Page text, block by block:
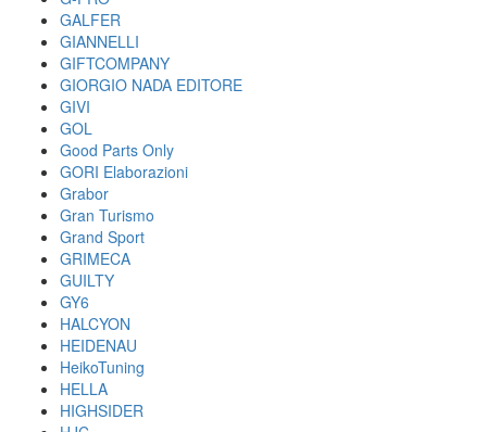
GALFER
GIANNELLI
GIFTCOMPANY
GIORGIO NADA EDITORE
GIVI
GOL
Good Parts Only
GORI Elaborazioni
Grabor
Gran Turismo
Grand Sport
GRIMECA
GUILTY
GY6
HALCYON
HEIDENAU
HeikoTuning
HELLA
HIGHSIDER